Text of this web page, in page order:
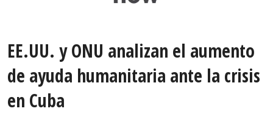
EE.UU. y ONU analizan el aumento
de ayuda humanitaria ante la crisis
en Cuba